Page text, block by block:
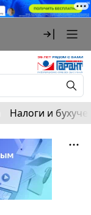
Налоги и